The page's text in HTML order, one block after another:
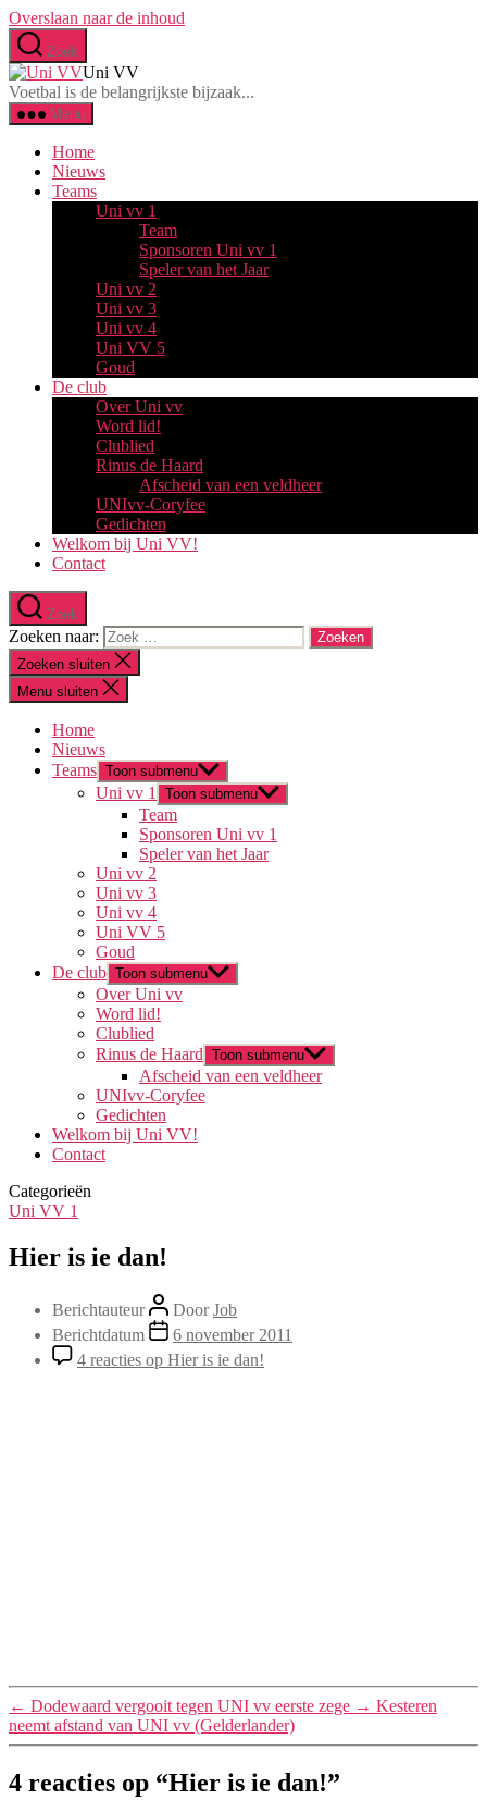
Overslaan naar de inhoud
Zoek
Uni VV
Voetbal is de belangrijkste bijzaak...
Menu
Home
Nieuws
Teams
Uni vv 1
Team
Sponsoren Uni vv 1
Speler van het Jaar
Uni vv 2
Uni vv 3
Uni vv 4
Uni VV 5
Goud
De club
Over Uni vv
Word lid!
Clublied
Rinus de Haard
Afscheid van een veldheer
UNIvv-Coryfee
Gedichten
Welkom bij Uni VV!
Contact
Zoek
Zoeken naar:
Zoeken sluiten
Menu sluiten
Home
Nieuws
Teams Toon submenu
Uni vv 1 Toon submenu
Team
Sponsoren Uni vv 1
Speler van het Jaar
Uni vv 2
Uni vv 3
Uni vv 4
Uni VV 5
Goud
De club Toon submenu
Over Uni vv
Word lid!
Clublied
Rinus de Haard Toon submenu
Afscheid van een veldheer
UNIvv-Coryfee
Gedichten
Welkom bij Uni VV!
Contact
Categorieën
Uni VV 1
Hier is ie dan!
Berichtauteur DoorJob
Berichtdatum
6 november 2011
4 reacties op Hier is ie dan!
← Dodewaard vergooit tegen UNI vv eerste zege → Kesteren
neemt afstand van UNI vv (Gelderlander)
4 reacties op “Hier is ie dan!”